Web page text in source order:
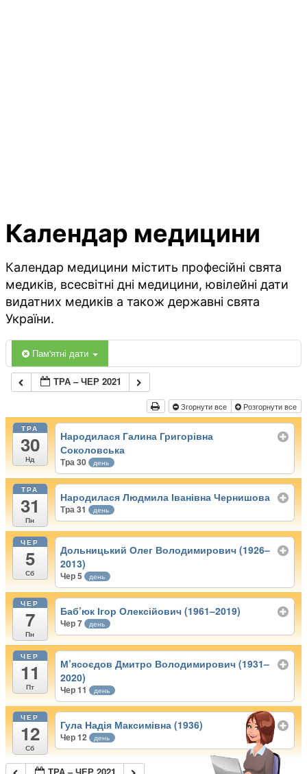
Календар медицини
Календар медицини містить професійні свята
медиків, всесвітні дні медицини, ювілейні дати
видатних медиків а також державні свята
України.
Пам'ятні дати
ТРА – ЧЕР 2021
Згорнути все Розгорнути все
ТРА
30
Нд
Народилася Галина Григорівна
Соколовська
Тра 30 день
ТРА
31
Пн
Народилася Людмила Іванівна Чернишова
Тра 31 день
ЧЕР
5
Сб
Дольницький Олег Володимирович (1926–
2013)
Чер 5 день
ЧЕР
7
Пн
Баб’юк Ігор Олексійович (1961–2019)
Чер 7 день
ЧЕР
11
Пт
М’ясоєдов Дмитро Володимирович (1931–
2020)
Чер 11 день
ЧЕР
12
Сб
Гула Надія Максимівна (1936)
Чер 12 день